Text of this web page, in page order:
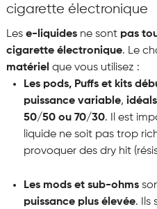
cigarette électronique
Les e-liquidesne sont pas
cigarette électronique. Le
matériel que vous utilisez :
Les pods, Puffs et kits
puissance variable, idéals
50/50 ou 70/30. Il est
liquide ne soit pas trop
provoquer des dry hit
Les mods et sub-ohms
puissance plus élevée. Ils